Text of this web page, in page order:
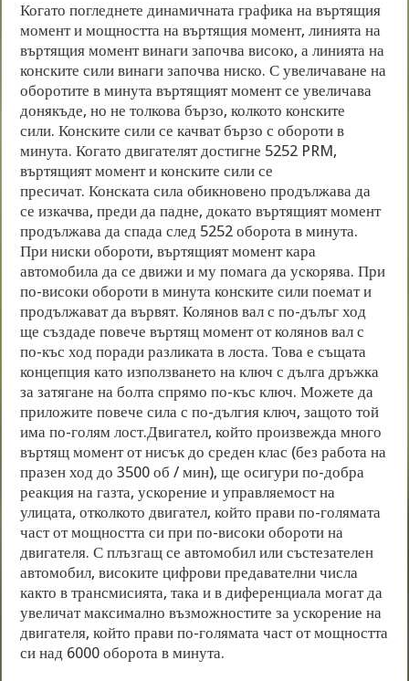
Когато погледнете динамичната графика на въртящия
момент и мощността на въртящия момент, линията на
въртящия момент винаги започва високо, а линията на
конските сили винаги започва ниско. С увеличаване на
оборотите в минута въртящият момент се увеличава
донякъде, но не толкова бързо, колкото конските
сили. Конските сили се качват бързо с обороти в
минута. Когато двигателят достигне 5252 PRM,
въртящият момент и конските сили се
пресичат. Конската сила обикновено продължава да
се изкачва, преди да падне, докато въртящият момент
продължава да спада след 5252 оборота в минута.
При ниски обороти, въртящият момент кара
автомобила да се движи и му помага да ускорява. При
по-високи обороти в минута конските сили поемат и
продължават да вървят. Колянов вал с по-дълъг ход
ще създаде повече въртящ момент от колянов вал с
по-къс ход поради разликата в лоста. Това е същата
концепция като използването на ключ с дълга дръжка
за затягане на болта спрямо по-къс ключ. Можете да
приложите повече сила с по-дългия ключ, защото той
има по-голям лост.Двигател, който произвежда много
въртящ момент от нисък до среден клас (без работа на
празен ход до 3500 об / мин), ще осигури по-добра
реакция на газта, ускорение и управляемост на
улицата, отколкото двигател, който прави по-голямата
част от мощността си при по-високи обороти на
двигателя. С плъзгащ се автомобил или състезателен
автомобил, високите цифрови предавателни числа
както в трансмисията, така и в диференциала могат да
увеличат максимално възможностите за ускорение на
двигателя, който прави по-голямата част от мощността
си над 6000 оборота в минута.